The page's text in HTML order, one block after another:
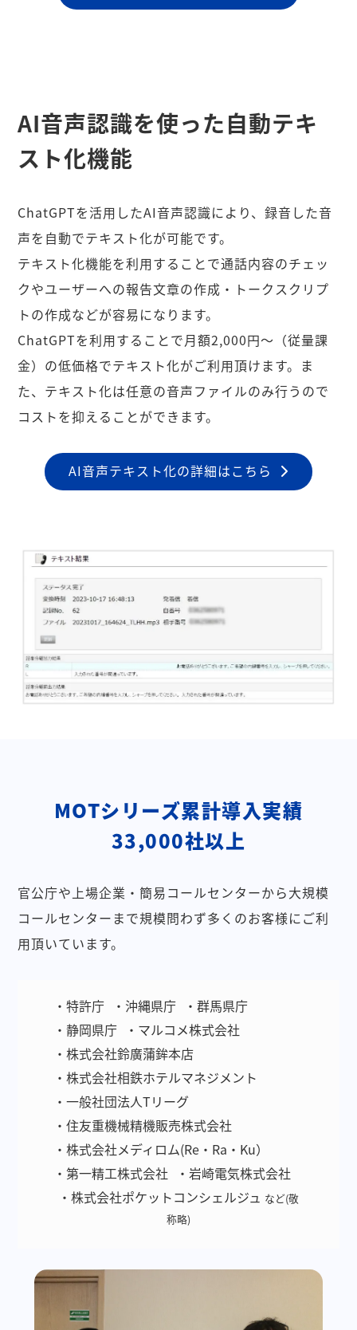
AI音声認識を使った自動テキ
スト化機能
ChatGPTを活用したAI音声認識により、録音した音
声を自動でテキスト化が可能です。
テキスト化機能を利用することで通話内容のチェッ
クやユーザーへの報告文章の作成・トークスクリプ
トの作成などが容易になります。
ChatGPTを利用することで月額2,000円〜（従量課
金）の低価格でテキスト化がご利用頂けます。ま
た、テキスト化は任意の音声ファイルのみ行うので
コストを抑えることができます。
AI音声テキスト化の詳細はこちら
MOTシリーズ累計導入実績
33,000社以上
官公庁や上場企業・簡易コールセンターから大規模
コールセンターまで規模問わず多くのお客様にご利
用頂いています。
・特許庁 ・沖縄県庁
・群馬県庁
・静岡県庁
・マルコメ株式会社
・株式会社鈴廣蒲鉾本店
・株式会社相鉄ホテルマネジメント
・一般社団法人Tリーグ
・住友重機械精機販売株式会社
・株式会社メディロム(Re・Ra・Ku）
・第一精工株式会社
・岩崎電気株式会社
・株式会社ポケットコンシェルジュ など(敬
称略)